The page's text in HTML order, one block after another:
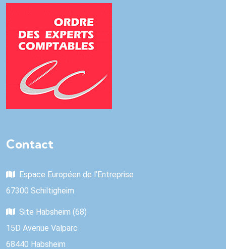
Contact
Espace Européen de l’Entreprise
67300 Schiltigheim
Site Habsheim (68)
15D Avenue Valparc
68440 Habsheim